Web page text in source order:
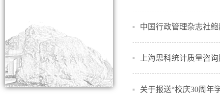
中国行政管理杂志社
上海思科统计质量咨
关于报送“校庆30周年